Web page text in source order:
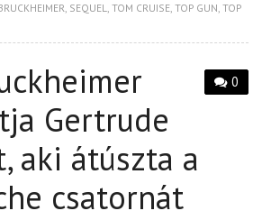
, SEQUEL,TOM CRUISE,TOP GUN,TOP
0
Gertrude
aki átúszta a
csatornát